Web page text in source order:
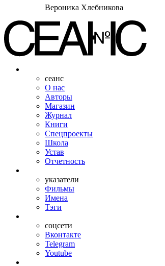
Вероника Хлебникова
сеанс
О нас
Авторы
Магазин
Журнал
Книги
Спецпроекты
Школа
Устав
Отчетность
указатели
Фильмы
Имена
Тэги
соцсети
Вконтакте
Telegram
Youtube